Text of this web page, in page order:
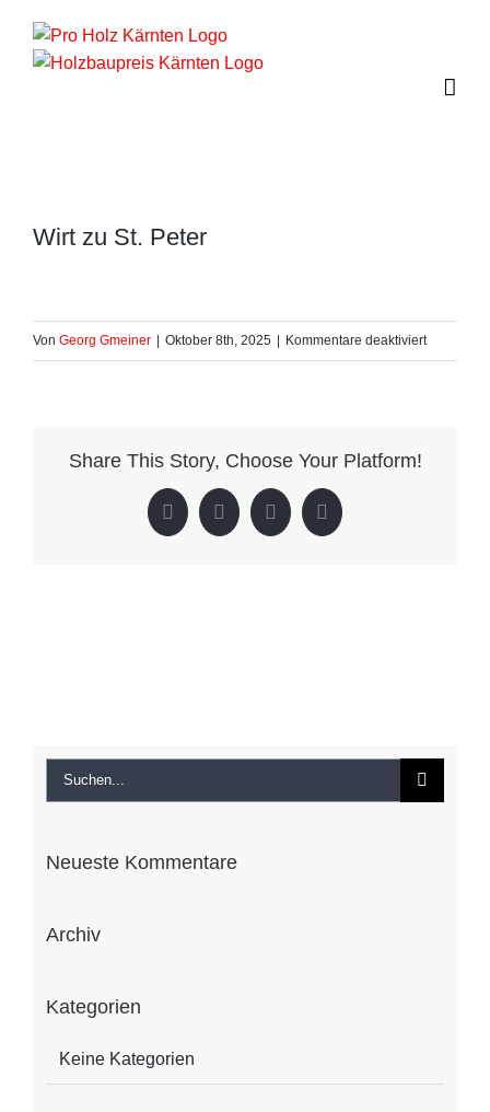
Inhalt
springen
Wirt zu St. Peter
Von Georg Gmeiner | Oktober 8th, 2025 | Kommentare deaktiviertfür
Wirt
Share This Story, Choose Your Platform!
Facebook
X LinkedInPinterest
Suche
nach:
Neueste Kommentare
Archiv
Kategorien
Keine Kategorien